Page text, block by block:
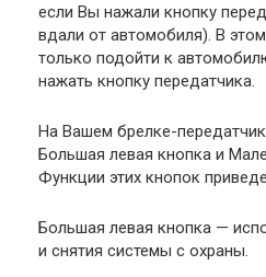
если Вы нажали кнопку
вдали от автомобиля). В
только подойти к
нажать кнопку передатчика.
На Вашем брелке-
Большая левая кнопка и
Функции этих кнопок
Большая левая кнопка —
и снятия системы с охраны.